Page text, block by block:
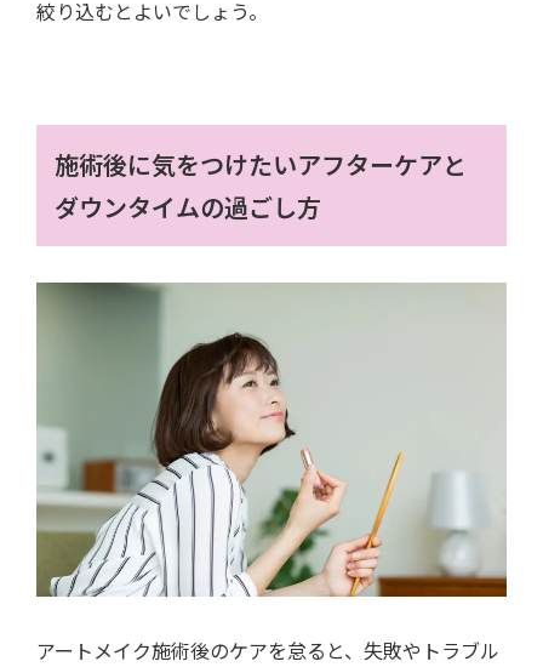
絞り込むとよいでしょう。
施術後に気をつけたいアフターケアと
ダウンタイムの過ごし方
アートメイク施術後のケアを怠ると、失敗やトラブル